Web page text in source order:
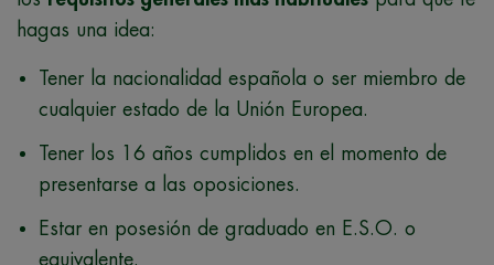
hagas una idea:
Tener la nacionalidad española o ser miembro de
cualquier estado de la Unión Europea.
Tener los 16 años cumplidos en el momento de
presentarse a las oposiciones.
Estar en posesión de graduado en E.S.O. o
equivalente.